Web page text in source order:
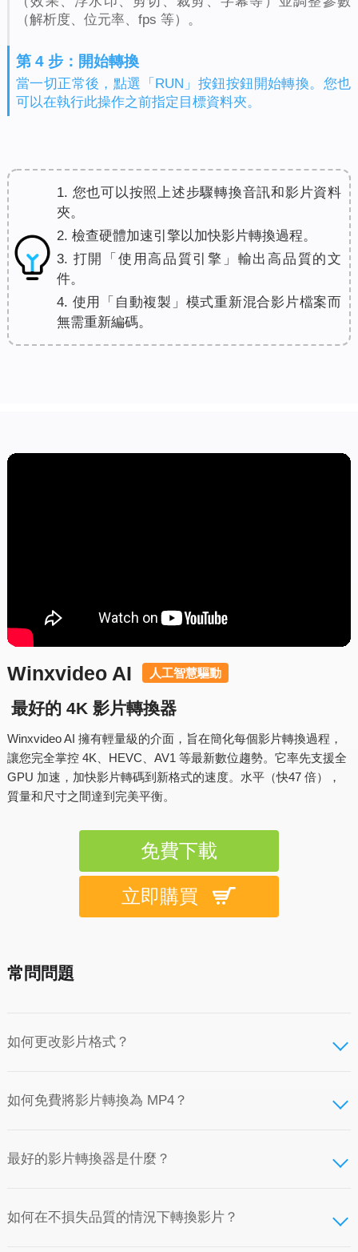
（解析度、位元率、fps 等）。
第 4 步：開始轉換
當一切正常後，點選「RUN」按鈕按鈕開始轉換。您也
可以在執行此操作之前指定目標資料夾。
1. 您也可以按照上述步驟轉換音訊和影片資料
夾。
2. 檢查硬體加速引擎以加快影片轉換過程。
3. 打開「使用高品質引擎」輸出高品質的文
件。
4. 使用「自動複製」模式重新混合影片檔案而
無需重新編碼。
Winxvideo AI 人工智慧驅動
最好的 4K 影片轉換器
Winxvideo AI 擁有輕量級的介面，旨在簡化每個影片轉換過程，
讓您完全掌控 4K、HEVC、AV1 等最新數位趨勢。它率先支援全
GPU 加速，加快影片轉碼到新格式的速度。水平（快47 倍），
質量和尺寸之間達到完美平衡。
免費下載
立即購買
常問問題
如何更改影片格式？
如何免費將影片轉換為 MP4？
最好的影片轉換器是什麼？
如何在不損失品質的情況下轉換影片？